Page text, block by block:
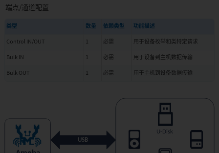
IC
筛
工
具
端点/通道配置
类型 数量 依赖类型 功能描述
Control IN/OUT 1 必需 用于设备枚举和类特定请求
Bulk IN 1 必需 用于设备到主机数据传输
Bulk OUT 1 必需 用于主机到设备数据传输